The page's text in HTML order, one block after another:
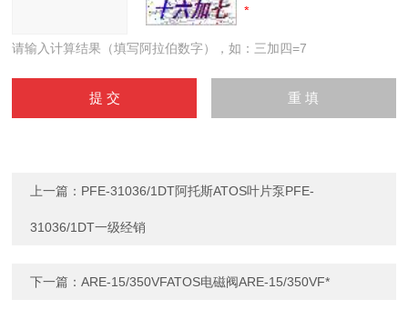
请输入计算结果（填写阿拉伯数字），如：三加四=7
上一篇： PFE-31036/1DT阿托斯ATOS叶片泵PFE-
31036/1DT一级经销
下一篇：ARE-15/350VFATOS电磁阀ARE-15/350VF*